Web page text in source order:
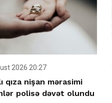
2026 20:27
qıza nişan mərasimi
polisə dəvət olundu